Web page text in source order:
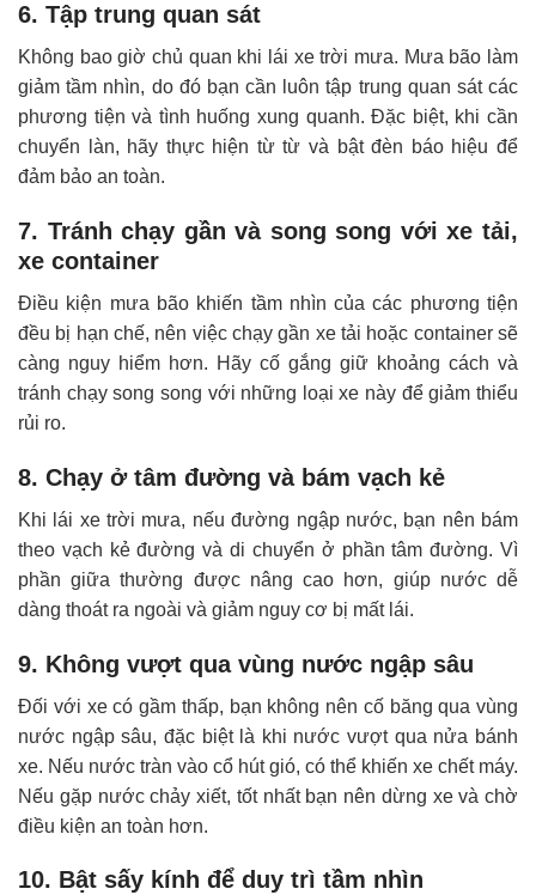
6. Tập trung quan sát
Không bao giờ chủ quan khi lái xe trời mưa. Mưa bão làm
giảm tầm nhìn, do đó bạn cần luôn tập trung quan sát các
phương tiện và tình huống xung quanh. Đặc biệt, khi cần
chuyển làn, hãy thực hiện từ từ và bật đèn báo hiệu để
đảm bảo an toàn.
7. Tránh chạy gần và song song với xe tải,
xe container
Điều kiện mưa bão khiến tầm nhìn của các phương tiện
đều bị hạn chế, nên việc chạy gần xe tải hoặc container sẽ
càng nguy hiểm hơn. Hãy cố gắng giữ khoảng cách và
tránh chạy song song với những loại xe này để giảm thiểu
rủi ro.
8. Chạy ở tâm đường và bám vạch kẻ
Khi lái xe trời mưa, nếu đường ngập nước, bạn nên bám
theo vạch kẻ đường và di chuyển ở phần tâm đường. Vì
phần giữa thường được nâng cao hơn, giúp nước dễ
dàng thoát ra ngoài và giảm nguy cơ bị mất lái.
9. Không vượt qua vùng nước ngập sâu
Đối với xe có gầm thấp, bạn không nên cố băng qua vùng
nước ngập sâu, đặc biệt là khi nước vượt qua nửa bánh
xe. Nếu nước tràn vào cổ hút gió, có thể khiến xe chết máy.
Nếu gặp nước chảy xiết, tốt nhất bạn nên dừng xe và chờ
điều kiện an toàn hơn.
10. Bật sấy kính để duy trì tầm nhìn